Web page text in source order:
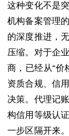
这种变化不是
机构备案管理
的深度推进，
压缩。对于企
商，已经从“价
资质合规、信
决策。代理记
构信用等级认
一步区隔开来